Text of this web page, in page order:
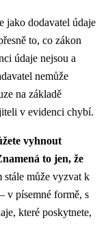
jako dodavatel údaje
to, co zákon
údaje nejsou a
nemůže
na základě
v evidenci chybí.
vyhnout
to jen, že
stále může vyzvat k
v písemné formě, s
které poskytnete,